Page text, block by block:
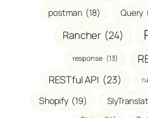
postman (18) Query
Rancher (24)
response (13)
RESTful API (23)
Shopify (19)